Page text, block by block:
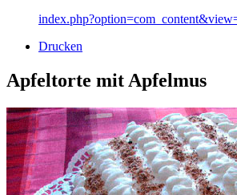
Drucken
Apfeltorte mit Apfelmus